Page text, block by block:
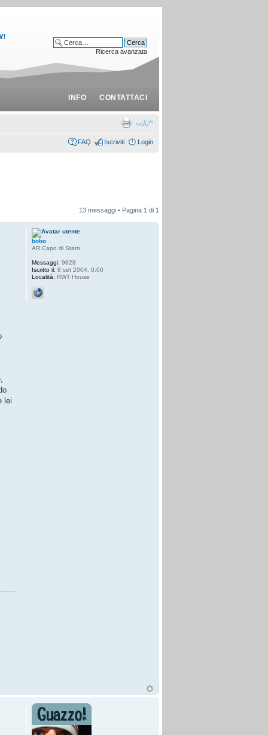
INFO CONTATTACI
Ricerca avanzata
FAQ Iscriviti Login
13 messaggi • Pagina 1 di 1
lei
bobo
AR Capo di Stato
Messaggi: 9828
Iscritto il: 8 set 2004, 0:00
Località: RWT House